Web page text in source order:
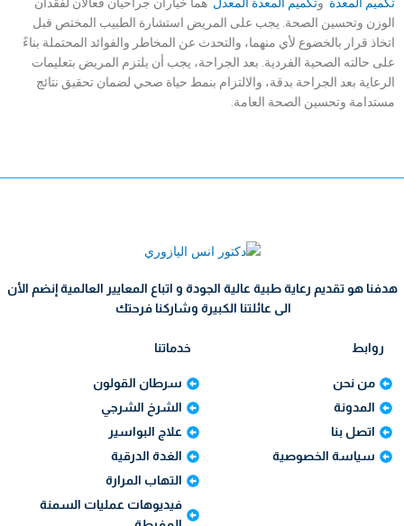
تكميم المعدة وتكميم المعدة المعدل هما خياران جراحيان فعالان لفقدان
الوزن وتحسين الصحة. يجب على المريض استشارة الطبيب المختص قبل
اتخاذ قرار بالخضوع لأي منهما، والتحدث عن المخاطر والفوائد المحتملة بناءً
على حالته الصحية الفردية. بعد الجراحة، يجب أن يلتزم المريض بتعليمات
الرعاية بعد الجراحة بدقة، والالتزام بنمط حياة صحي لضمان تحقيق نتائج
مستدامة وتحسين الصحة العامة.
هدفنا هو تقديم رعاية طبية عالية الجودة و اتباع المعايير العالمية إنضم الأن
الى عائلتنا الكبيرة وشاركنا فرحتك
روابط
من نحن
المدونة
اتصل بنا
سياسة الخصوصية
خدماتنا
سرطان القولون
الشرخ الشرجي
علاج البواسير
الغدة الدرقية
التهاب المرارة
فيديوهات عمليات السمنة